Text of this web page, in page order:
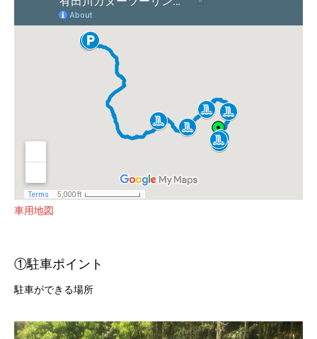
車用地図
①駐車ポイント
駐車ができる場所